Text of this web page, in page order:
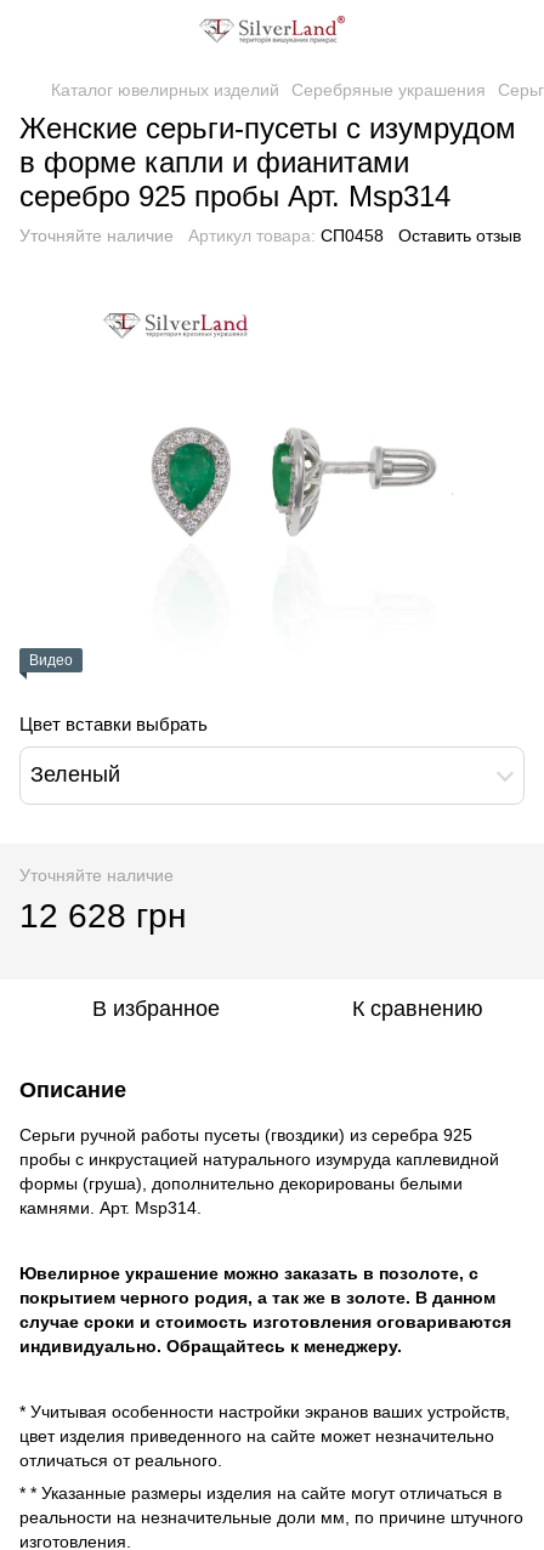
Каталог ювелирных изделий Серебряные украшения
Женские серьги-пусеты с изумрудом
в форме капли и фианитами
серебро 925 пробы Арт. Msp314
Уточняйте наличие Артикул товара: СП0458 Оставить отзыв
Видео
Цвет вставки выбрать
Зеленый
Уточняйте наличие
12 628 грн
В избранное К сравнению
Описание
Серьги ручной работы пусеты (гвоздики) из серебра 925
пробы с инкрустацией натурального изумруда каплевидной
формы (груша), дополнительно декорированы белыми
камнями. Арт. Msp314.
Ювелирное украшение можно заказать в позолоте, с
покрытием черного родия, а так же в золоте. В данном
случае сроки и стоимость изготовления оговариваются
индивидуально. Обращайтесь к менеджеру.
* Учитывая особенности настройки экранов ваших устройств,
цвет изделия приведенного на сайте может незначительно
отличаться от реального.
* * Указанные размеры изделия на сайте могут отличаться в
реальности на незначительные доли мм, по причине штучного
изготовления.